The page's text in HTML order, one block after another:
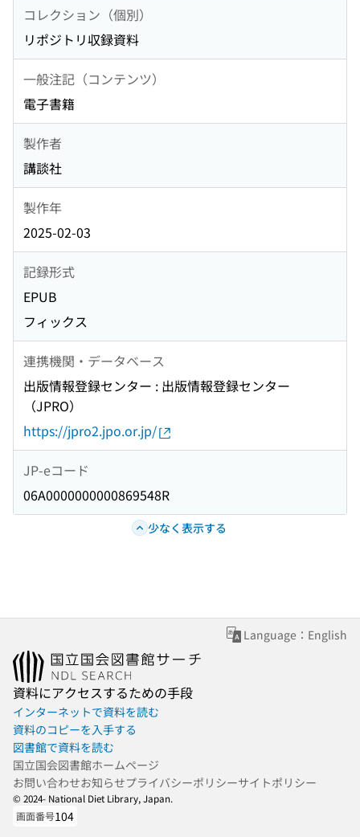
コレクション（個別）
リポジトリ収録資料
一般注記（コンテンツ）
電子書籍
製作者
講談社
製作年
2025-02-03
記録形式
EPUB
フィックス
連携機関・データベース
出版情報登録センター : 出版情報登録センター
（JPRO）
https://jpro2.jpo.or.jp/
JP-eコード
06A0000000000869548R
少なく表示する
Language：English
資料にアクセスするための手段
インターネットで資料を読む
資料のコピーを入手する
図書館で資料を読む
国立国会図書館ホームページ
お問い合わせお知らせプライバシーポリシーサイトポリシー
© 2024- National Diet Library, Japan.
画面番号104